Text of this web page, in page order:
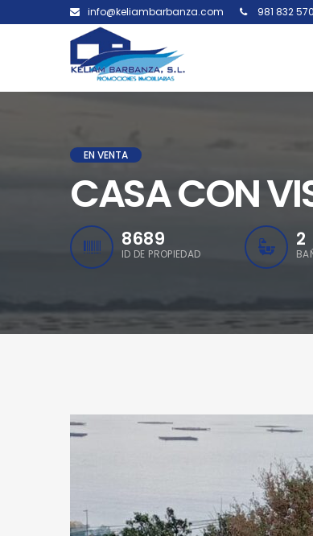
info@keliambarbanza.com 981 832 570
EN VENTA
CASA CON
8689
ID DE PROPIEDAD
2